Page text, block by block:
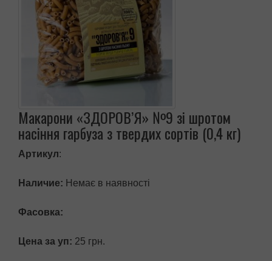
Макарони «ЗДОРОВ’Я» №9 зі шротом
насіння гарбуза з твердих сортів (0,4 кг)
Артикул:
Наличие: Немає в наявності
Фасовка:
Цена за уп: 25 грн.